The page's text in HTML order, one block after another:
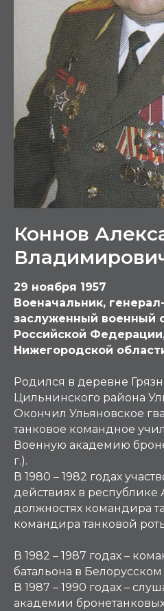
Коннов
29 ноября 1957
Военачальник,
заслуженный военный
Российской
Нижегородской
Родился в деревне
Цильнинского района
Окончил Ульяновское
танковое командное
Военную академию
г.).
В 1980 – 1982 годах
действиях в республике
должностях командира
командира танковой
В 1982 – 1987 годах –
батальона в
В 1987 – 1990 годах –
академии